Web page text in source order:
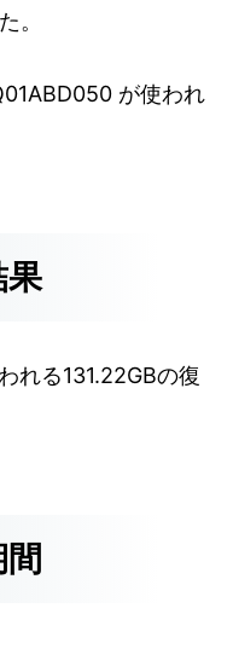
。
が使われ
果
れる131.22GBの復